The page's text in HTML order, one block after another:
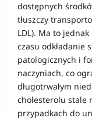
dostępnych
tłuszczy
LDL). Ma to
czasu odkładanie
patologicznych i
naczyniach, co
długotrwałym
cholesterolu stale
przypadkach do